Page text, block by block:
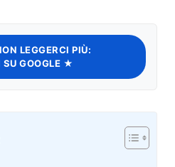
LEGGERCI PIÙ:
SU GOOGLE ★